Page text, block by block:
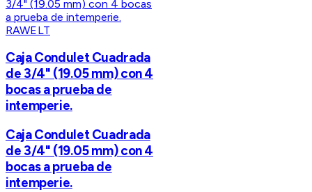
RAWELT
Caja Condulet Cuadrada
de 3/4" (19.05 mm) con 4
bocas a prueba de
intemperie.
Caja Condulet Cuadrada
de 3/4" (19.05 mm) con 4
bocas a prueba de
intemperie.